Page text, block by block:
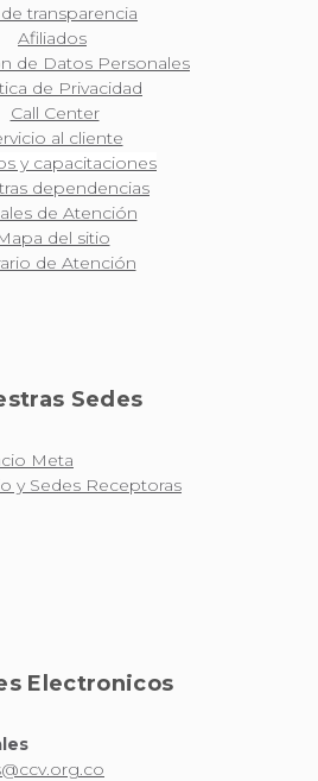
transparencia
Afiliados
de Datos Personales
de Privacidad
Call Center
al cliente
y capacitaciones
dependencias
de Atención
del sitio
de Atención
Sedes
Meta
y Sedes Receptoras
Electronicos